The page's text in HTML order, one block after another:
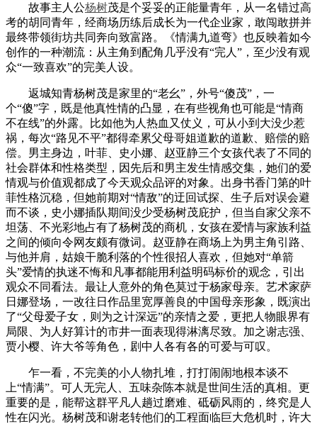
故事主人公杨树茂是个妥妥的正能量青年，从一名错过高
考的胡同青年，经商场历练后成长为一代企业家，敢闯敢拼并
最终带领街坊共同奔向致富路。《情满九道弯》也反映着如今
创作的一种潮流：从主角到配角几乎没有“完人”，至少没有观
众“一致喜欢”的完美人设。
返城知青杨树茂是家里的“老幺”，外号“傻茂”，一
个“傻”字，既是他真性情的凸显，在有些视角也可能是“情商
不在线”的外露。比如他为人热血又仗义，可从小到大没少惹
祸，每次“路见不平”都得牵累父母哥姐道歉的道歉、赔偿的赔
偿。男主身边，叶菲、史小娜、赵亚静三个女孩代表了不同的
社会群体和性格类型，因先后和男主发生情感交集，她们的爱
情观与价值观都成了今天观众品评的对象。出身书香门第的叶
菲性格沉稳，但她前期对“情敌”的迂回试探、生子后对误会避
而不谈，史小娜插队期间没少受杨树茂庇护，但当自家父亲不
坦荡、不光彩地占有了杨树茂的商机，女孩在爱情与家族利益
之间的倾向令网友颇有微词。赵亚静在商场上为男主角引路、
与他并肩，姑娘干脆利落的个性很招人喜欢，但她对“单箭
头”爱情的执迷不悔和凡事都能用利益明码标价的观念，引出
观众不同看法。最让人意外的角色莫过于杨家母亲。艺术家萨
日娜登场，一改往日作品里宽厚善良的中国母亲形象，既演出
了“父母爱子女，则为之计深远”的亲情之爱，更把人物眼界有
局限、为人好算计的市井一面表现得淋漓尽致。加之谢志强、
贾小樱、许大爷等角色，剧中人各有各的可爱与可叹。
乍一看，不完美的小人物扎堆，打打闹闹地根本谈不
上“情满”。可人无完人、五味杂陈本就是世间生活的真相。更
重要的是，能帮这群平凡人趟过磨难、砥砺风雨的，终究是人
性在闪光。杨树茂和谢老转他们的工程面临巨大危机时，许大